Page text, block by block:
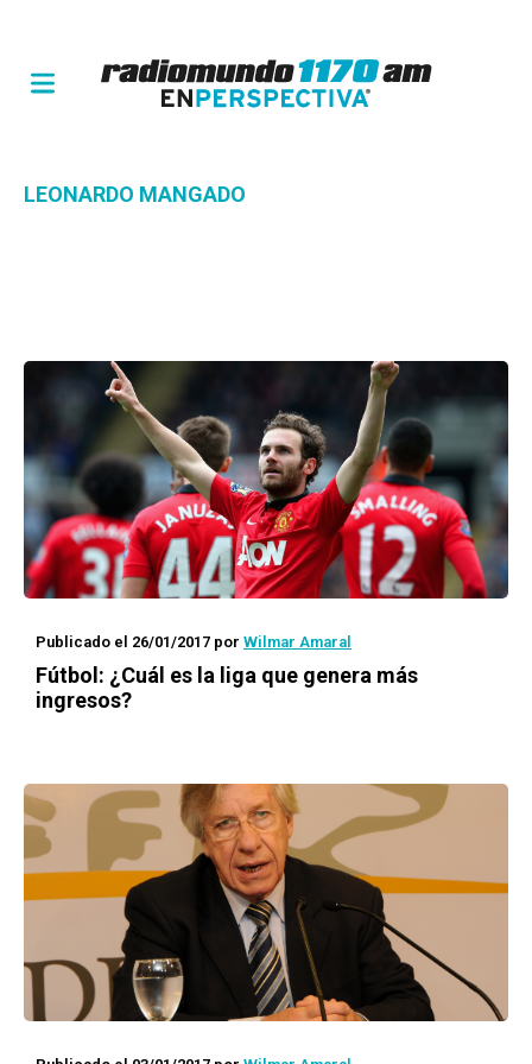
LEONARDO MANGADO
Publicado el 26/01/2017 por Wilmar Amaral
Fútbol: ¿Cuál es la liga que genera más
ingresos?